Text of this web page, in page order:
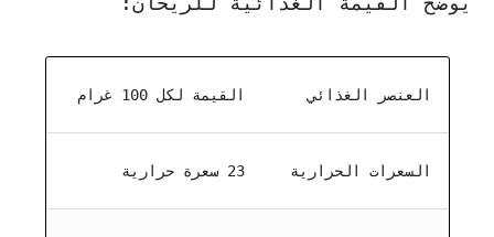
العنصر الغذائي القيمة لكل 100 غرام
السعرات الحرارية 23 سعرة حرارية